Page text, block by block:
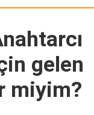
gelen
miyim?